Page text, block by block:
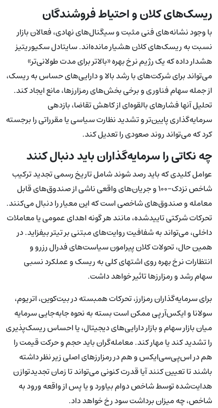
ریسک‌های کلان و احتیاط فروشندگان
با وجود نشانه‌های فنی مثبت و سیگنال‌های نهادی، فعالان بازار
نسبت به ریسک‌های کلان هشیار مانده‌اند. سایتادل سکیوریتیز
هشدار داده که یک رژیم نرخ بهره «بالاتر برای مدت طولانی‌تر»
می‌تواند برای شرکت‌های با رشد بالا و دارایی‌های حساس به ریسک،
از جمله سهام فناوری و برخی بخش‌های رمزارزها، مانع ایجاد کند.
تحلیل آنها فشارهای بالقوه‌ای از کاهش تقاضا، بازدهی
سرمایه‌گذاری پایین‌تر و تشدید نظارت سیاسی یا مقرراتی را برجسته
کرد که می‌تواند روند صعودی را تعدیل کند.
چه نکاتی را سرمایه‌گذاران باید دنبال کنند
عوامل کلیدی که باید رصد شوند شامل تاریخ رسمی تجدید ترکیب
شاخص نزدک-۱۰۰ و جریان‌های واقعی ناشی از صندوق‌های قابل
معامله و صندوق‌های شاخصی است که این معیار را دنبال می‌کنند.
تحرکات شرکتی تاییدشده، مانند هر گونه اهدای عمومی یا معاملات
داخلی، می‌تواند به شفافیت روایت‌های مبتنی بر تیتر بیفزاید. در
همین حال، تحولات کلان پیرامون سیاست‌های فدرال رزرو و
انتظارات نرخ بهره روی اشتهای کلی به ریسک و عملکرد نسبی
سهام رشد و رمزارزها تاثیر خواهد داشت.
برای سرمایه‌گذاران رمزارز، تحرکات همبسته در بیت‌کوین، اتریوم،
سولانا و ایکس‌آرپی ممکن است بسته به نحوه جابه‌جایی سرمایه
میان بازار سهام و بازار دارایی‌های دیجیتال، یا احساس ریسک‌پذیری
را تشدید کند یا مهار کند. معامله‌گران باید حجم و حرکت قیمت را
هم در اس‌پی‌سی‌ایکس و هم در رمزارزهای اصلی زیر نظر داشته
باشند تا تعیین کنند آیا قدرت کنونی می‌تواند تا زمان تجدیدتوازن
هدایت‌شده توسط شاخص دوام بیاورد و یا پس از واقعه ورود به
شاخص، چه میزان برداشت سود رخ خواهد داد.